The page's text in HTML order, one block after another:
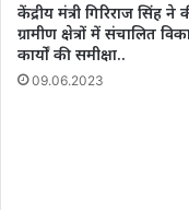
सम्पूर्ण
जानकारी
केंद्रीय मंत्री गिरिराज सिंह ने
ग्रामीण क्षेत्रों में संचालित
कार्यों की समीक्षा..
09.06.2023